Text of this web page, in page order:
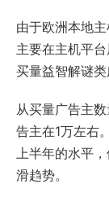
由于欧洲本地
主要在主机平
买量益智解谜类
从买量广告主
告主在1万左右
上半年的水平
滑趋势。